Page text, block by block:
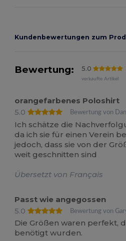
Kundenbewertungen zum
Bewertung: 5.0
verkaufte Artikel
orangefarbenes Poloshirt
5.0
Bewertung von
Ich schätze die
da ich sie für einen Verein
jedoch, dass sie von der
weit geschnitten sind
Übersetzt von Français
Passt wie angegossen
5.0
Bewertung von
Die Größen waren perfekt,
benötigt wurden.